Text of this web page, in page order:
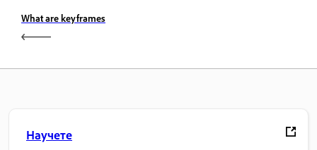
What are keyframes
Научете